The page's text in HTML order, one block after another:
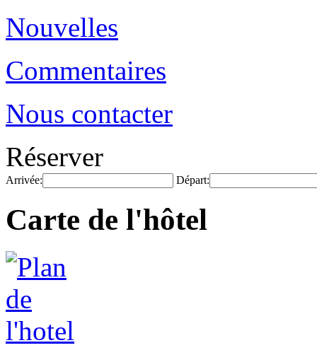
Nouvelles
Commentaires
Nous contacter
Réserver
Arrivée: Départ:
Carte de l'hôtel